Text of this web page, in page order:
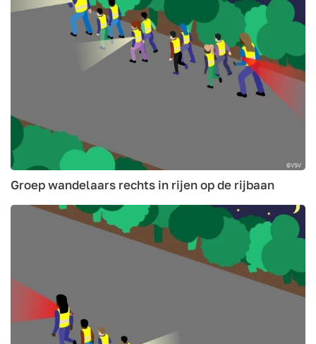
Groep wandelaars rechts in rijen op de rijbaan